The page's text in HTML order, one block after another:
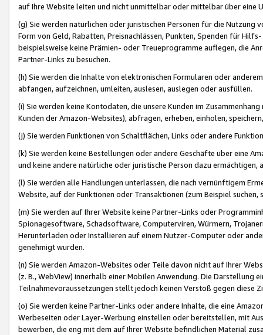
auf Ihre Website leiten und nicht unmittelbar oder mittelbar über eine
(g) Sie werden natürlichen oder juristischen Personen für die Nutzung
Form von Geld, Rabatten, Preisnachlässen, Punkten, Spenden für
beispielsweise keine Prämien- oder Treueprogramme auflegen, die
Partner-Links zu besuchen.
(h) Sie werden die Inhalte von elektronischen Formularen oder
abfangen, aufzeichnen, umleiten, auslesen, auslegen oder ausfüllen.
(i) Sie werden keine Kontodaten, die unsere Kunden im
Kunden der Amazon-Websites), abfragen, erheben, einholen,
(j) Sie werden Funktionen von Schaltflächen, Links oder andere
(k) Sie werden keine Bestellungen oder andere Geschäfte über eine
und keine andere natürliche oder juristische Person dazu
(l) Sie werden alle Handlungen unterlassen, die nach vernünftigem
Website, auf der Funktionen oder Transaktionen (zum Beispiel
(m) Sie werden auf Ihrer Website keine Partner-Links oder
Spionagesoftware, Schadsoftware, Computerviren, Würmern,
Herunterladen oder Installieren auf einem Nutzer-Computer oder
genehmigt wurden.
(n) Sie werden Amazon-Websites oder Teile davon nicht auf Ihrer
(z. B., WebView) innerhalb einer Mobilen Anwendung. Die Darstellung
Teilnahmevoraussetzungen stellt jedoch keinen Verstoß gegen diese
(o) Sie werden keine Partner-Links oder andere Inhalte, die eine
Werbeseiten oder Layer-Werbung einstellen oder bereitstellen, mit
bewerben, die eng mit dem auf Ihrer Website befindlichen Material